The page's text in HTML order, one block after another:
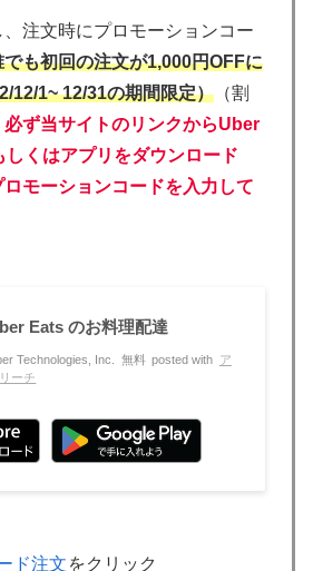
注文時にプロモーションコー
でも初回の注文が1,000円OFFに
12/1~ 12/31の期間限定） （割
必ず当サイトのリンクからUber
しくはアプリをダウンロード
モーションコードを入力して
Eats のお料理配達
Technologies, Inc. 無料 posted with ア
ーチ
ド注文 をクリック